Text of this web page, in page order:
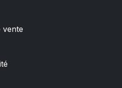
vente